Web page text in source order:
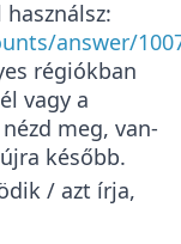
answer/
régiókban
vagy a
meg, van-
később.
/ azt írja,